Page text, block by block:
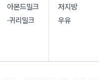
아몬드밀크
·귀리밀크
저지방
우유